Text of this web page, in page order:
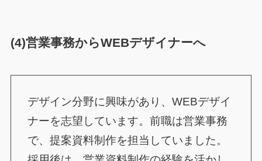
(4)営業事務からWEBデザイナーへ
デザイン分野に興味があり、WEBデザイ
ナーを志望しています。前職は営業事務
で、提案資料制作を担当していました。